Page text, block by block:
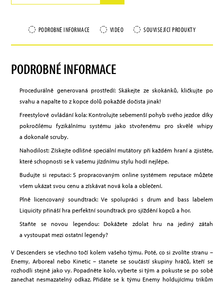
PODROBNÉ INFORMACE VIDEO SOUVISEJÍCÍ PRODUKTY
PODROBNÉ INFORMACE
Procedurálně generovaná prostředí: Skákejte ze skokánků, kličkujte po
svahu a napalte to z kopce dolů pokaždé dočista jinak!
Freestylové ovládání kola: Kontrolujte sebemenší pohyb svého jezdce díky
pokročilému fyzikálnímu systému jako stvořenému pro skvělé whipy
a dokonalé scruby.
Nahodilost: Získejte odlišné speciální mutátory při každém hraní a zjistěte,
které schopnosti se k vašemu jízdnímu stylu hodí nejlépe.
Budujte si reputaci: S propracovaným online systémem reputace můžete
všem ukázat svou cenu a získávat nová kola a oblečení.
Plně licencovaný soundtrack: Ve spolupráci s drum and bass labelem
Liquicity přináší hra perfektní soundtrack pro sjíždění kopců a hor.
Staňte se novou legendou: Dokážete zdolat hru na jediný zátah
a vystoupat mezi ostatní legendy?
V Descenders se všechno točí kolem vašeho týmu. Poté, co si zvolíte stranu –
Enemy, Arboreal nebo Kinetic – stanete se součástí skupiny hráčů, kteří se
rozhodli stejně jako vy. Popadněte kolo, vyberte si tým a pokuste se po sobě
zanechat nesmazatelný odkaz. Přidáte se k týmu Enemy holdujícímu trikům